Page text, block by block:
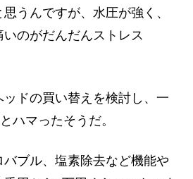
うんですが、水圧が強く、
のがだんだんストレス
ドの買い替えを検討し、一
ハマったそうだ。
バブル、塩素除去など機能や